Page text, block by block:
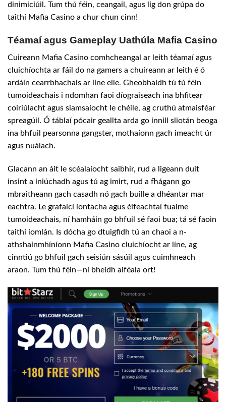
dinimiciúil. Tum thú féin, ceangail, agus lig don grúpa do
taithí Mafia Casino a chur chun cinn!
Téamaí agus Gameplay Uathúla Mafia Casino
Cuireann Mafia Casino comhcheangal ar leith téamaí agus
cluichíochta ar fáil do na gamers a chuireann ar leith é ó
ardáin cearrbhachais ar líne eile. Gheobhaidh tú tú féin
tumoideachais i ndomhan faoi díograiseach ina bhfitear
coiriúlacht agus siamsaíocht le chéile, ag cruthú atmaisféar
spreagúil. Ó táblaí pócair geallta arda go innill sliotán beoga
ina bhfuil pearsonna gangster, mothaíonn gach imeacht úr
agus nuálach.
Glacann an áit le scéalaíocht saibhir, rud a ligeann duit
insint a iniúchadh agus tú ag imirt, rud a fhágann go
mbraitheann gach casadh nó gach buille a dhéantar mar
eachtra. Le grafaicí iontacha agus éifeachtaí fuaime
tumoideachais, ní hamháin go bhfuil sé faoi bua; tá sé faoin
taithí iomlán. Is dócha go dtuigfidh tú an chaoi a n-
athshainmhíníonn Mafia Casino cluichíocht ar líne, ag
cinntiú go bhfuil gach seisiún sásúil agus cuimhneach
araon. Tum thú féin—ní bheidh aiféala ort!